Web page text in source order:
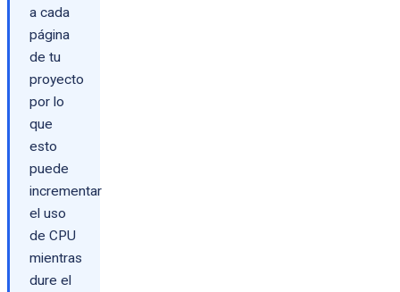
a cada
página
de tu
proyecto
por lo
que
esto
puede
incrementar
el uso
de CPU
mientras
dure el